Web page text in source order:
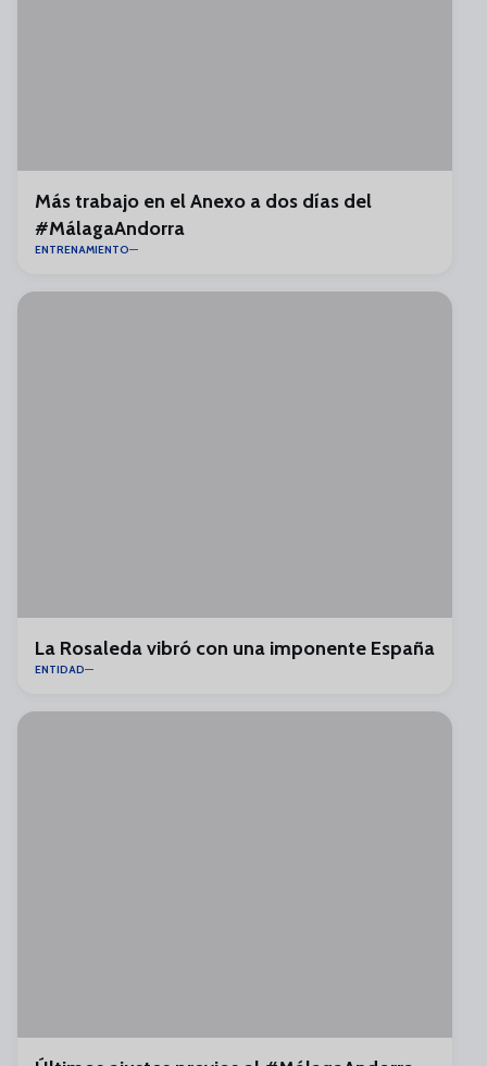
Más trabajo en el Anexo a dos días del
#MálagaAndorra
ENTRENAMIENTO
La Rosaleda vibró con una imponente España
ENTIDAD